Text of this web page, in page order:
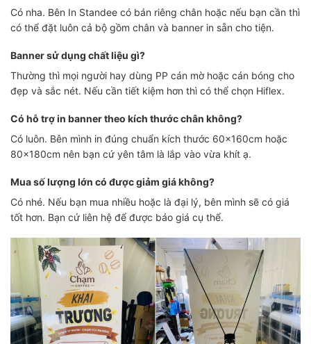
Có nha. Bên In Standee có bán riêng chân hoặc nếu bạn cần thì
có thể đặt luôn cả bộ gồm chân và banner in sẵn cho tiện.
Banner sử dụng chất liệu gì?
Thường thì mọi người hay dùng PP cán mờ hoặc cán bóng cho
đẹp và sắc nét. Nếu cần tiết kiệm hơn thì có thể chọn Hiflex.
Có hỗ trợ in banner theo kích thước chân không?
Có luôn. Bên mình in đúng chuẩn kích thước 60x160cm hoặc
80x180cm nên bạn cứ yên tâm là lắp vào vừa khít ạ.
Mua số lượng lớn có được giảm giá không?
Có nhé. Nếu bạn mua nhiều hoặc là đại lý, bên mình sẽ có giá
tốt hơn. Bạn cứ liên hệ để được báo giá cụ thể.